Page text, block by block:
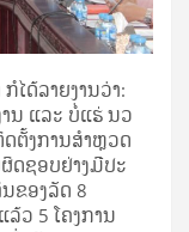
ໄດ້ລາຍງານວ່າ:
ນ ແລະ ບໍ່ແຮ່ ນວ
ດຕັ້ງການສຳຫຼວດ
ດຊອບຢ່າງມີປະ
ຂອງລັດ 8
ວ 5 ໂຄງການ